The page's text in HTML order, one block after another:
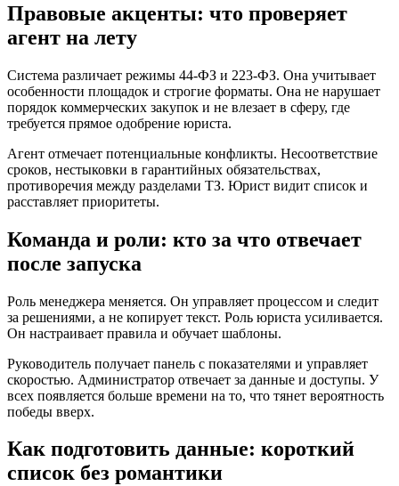
Правовые акценты: что проверяет
агент на лету
Система различает режимы 44-ФЗ и 223-ФЗ. Она учитывает
особенности площадок и строгие форматы. Она не нарушает
порядок коммерческих закупок и не влезает в сферу, где
требуется прямое одобрение юриста.
Агент отмечает потенциальные конфликты. Несоответствие
сроков, нестыковки в гарантийных обязательствах,
противоречия между разделами ТЗ. Юрист видит список и
расставляет приоритеты.
Команда и роли: кто за что отвечает
после запуска
Роль менеджера меняется. Он управляет процессом и следит
за решениями, а не копирует текст. Роль юриста усиливается.
Он настраивает правила и обучает шаблоны.
Руководитель получает панель с показателями и управляет
скоростью. Администратор отвечает за данные и доступы. У
всех появляется больше времени на то, что тянет вероятность
победы вверх.
Как подготовить данные: короткий
список без романтики